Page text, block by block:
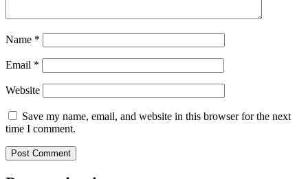
Name *
Email *
Website
Save my name, email, and website in this browser for the next
time I comment.